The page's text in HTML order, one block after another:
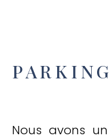
PARKING
Nous avons